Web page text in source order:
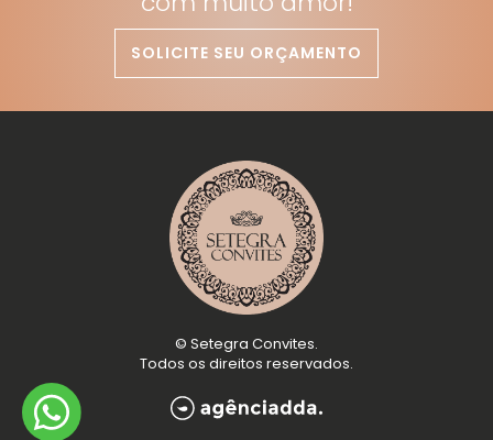
SOLICITE SEU ORÇAMENTO
© Setegra Convites.
Todos os direitos reservados.